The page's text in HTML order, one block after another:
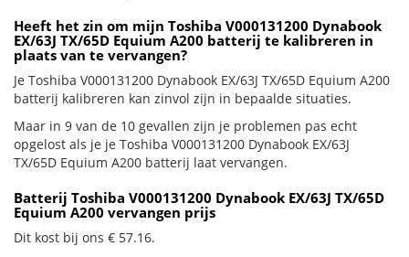
Heeft het zin om mijn Toshiba V000131200 Dynabook
EX/63J TX/65D Equium A200 batterij te kalibreren in
plaats van te vervangen?
Je Toshiba V000131200 Dynabook EX/63J TX/65D Equium A200
batterij kalibreren kan zinvol zijn in bepaalde situaties.
Maar in 9 van de 10 gevallen zijn je problemen pas echt
opgelost als je je Toshiba V000131200 Dynabook EX/63J
TX/65D Equium A200 batterij laat vervangen.
Batterij Toshiba V000131200 Dynabook EX/63J TX/65D
Equium A200 vervangen prijs
Dit kost bij ons € 57.16.